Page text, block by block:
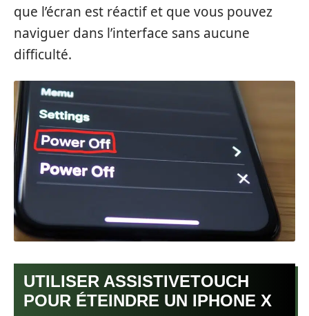
que l’écran est réactif et que vous pouvez
naviguer dans l’interface sans aucune
difficulté.
UTILISER ASSISTIVETOUCH
POUR ÉTEINDRE UN IPHONE X